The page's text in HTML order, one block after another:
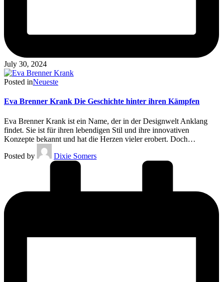
July 30, 2024
Posted inNeueste
Eva Brenner Krank Die Geschichte hinter ihren Kämpfen
Eva Brenner Krank ist ein Name, der in der Designwelt Anklang
findet. Sie ist für ihren lebendigen Stil und ihre innovativen
Konzepte bekannt und hat die Herzen vieler erobert. Doch…
Posted by
Dixie Somers